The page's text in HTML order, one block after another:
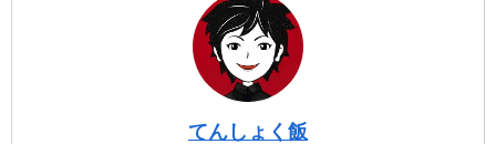
てんしょく飯